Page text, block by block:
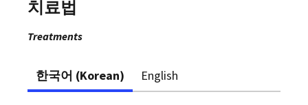
치료법
Treatments
한국어 (Korean) English